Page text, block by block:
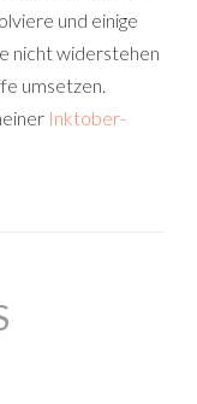
und einige
nicht widerstehen
umsetzen.
Inktober-